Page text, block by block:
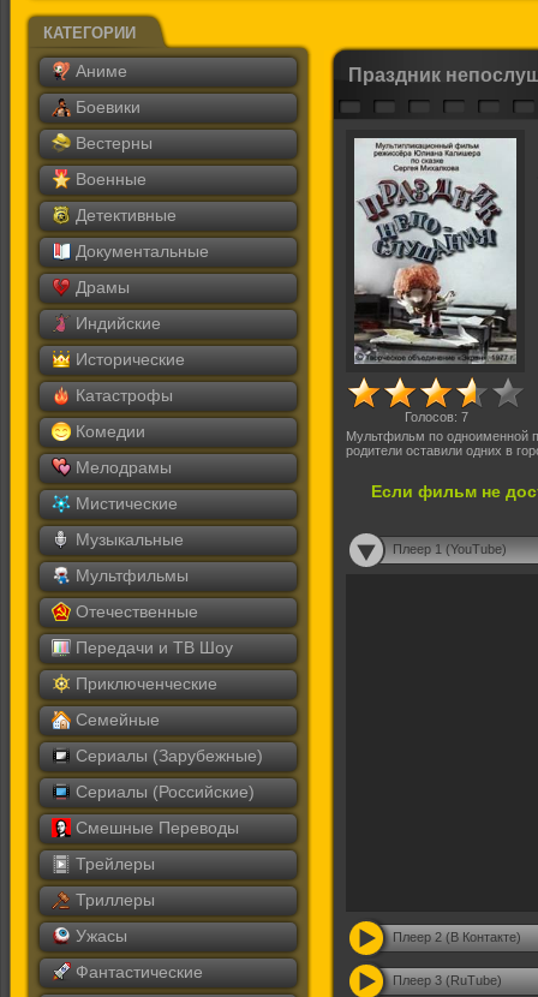
КАТЕГОРИИ
Аниме
Боевики
Вестерны
Военные
Детективные
Документальные
Драмы
Индийские
Исторические
Катастрофы
Комедии
Мелодрамы
Мистические
Музыкальные
Мультфильмы
Отечественные
Передачи и ТВ Шоу
Приключенческие
Семейные
Сериалы (Зарубежные)
Сериалы (Российские)
Смешные Переводы
Трейлеры
Триллеры
Ужасы
Фантастические
Праздник
Голосов: 7
Мультфильм по одноименной
родители оставили одних в
Если фильм не
Плеер 1 (YouTube)
Плеер 2 (В Контакте)
Плеер 3 (RuTube)